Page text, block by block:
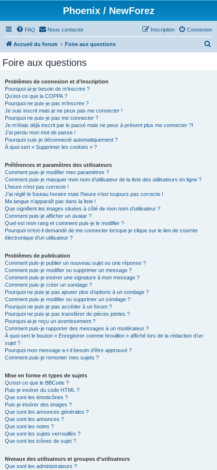
Phoenix / NewForez
FAQ Nous contacter Connexion
Inscription
Accueil du forum Foire aux questions
Foire aux questions
Problèmes de connexion et d’inscription
Pourquoi ai-je besoin de m’inscrire ?
Qu’est-ce que la COPPA ?
Pourquoi ne puis-je pas m’inscrire ?
Je suis inscrit mais je ne peux pas me connecter !
Pourquoi ne puis-je pas me connecter ?
Je m’étais déjà inscrit par le passé mais ne peux à présent plus me connecter ?!
J’ai perdu mon mot de passe !
Pourquoi suis-je déconnecté automatiquement ?
À quoi sert « Supprimer les cookies » ?
Préférences et paramètres des utilisateurs
Comment puis-je modifier mes paramètres ?
Comment puis-je masquer mon nom d’utilisateur de la liste des utilisateurs en ligne ?
L’heure n’est pas correcte !
J’ai réglé le fuseau horaire mais l’heure n’est toujours pas correcte !
Ma langue n’apparaît pas dans la liste !
Que signifient les images situées à côté de mon nom d’utilisateur ?
Comment puis-je afficher un avatar ?
Quel est mon rang et comment puis-je le modifier ?
Pourquoi m’est-il demandé de me connecter lorsque je clique sur le lien de courrier
électronique d’un utilisateur ?
Problèmes de publication
Comment puis-je publier un nouveau sujet ou une réponse ?
Comment puis-je modifier ou supprimer un message ?
Comment puis-je insérer une signature à mon message ?
Comment puis-je créer un sondage ?
Pourquoi ne puis-je pas ajouter plus d’options à un sondage ?
Comment puis-je modifier ou supprimer un sondage ?
Pourquoi ne puis-je pas accéder à un forum ?
Pourquoi ne puis-je pas transférer de pièces jointes ?
Pourquoi ai-je reçu un avertissement ?
Comment puis-je rapporter des messages à un modérateur ?
À quoi sert le bouton « Enregistrer comme brouillon » affiché lors de la rédaction d’un
sujet ?
Pourquoi mon message a-t-il besoin d’être approuvé ?
Comment puis-je remonter mes sujets ?
Mise en forme et types de sujets
Qu’est-ce que le BBCode ?
Puis-je insérer du code HTML ?
Que sont les émoticônes ?
Puis-je insérer des images ?
Que sont les annonces générales ?
Que sont les annonces ?
Que sont les notes ?
Que sont les sujets verrouillés ?
Que sont les icônes de sujet ?
Niveaux des utilisateurs et groupes d’utilisateurs
Que sont les administrateurs ?